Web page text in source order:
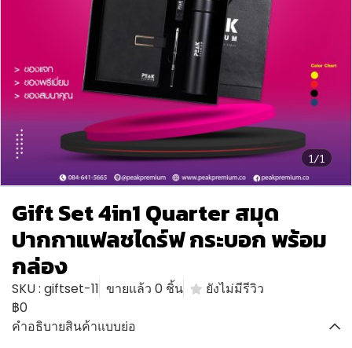
1/1
Gift Set 4in1 Quarter สมุด
ปากกาแฟลชไดร์ฟ กระบอก พร้อม
กล่อง
SKU : giftset-11 ขายแล้ว 0 ชิ้น
ยังไม่มีรีวิว
฿0
คำอธิบายสินค้าแบบย่อ